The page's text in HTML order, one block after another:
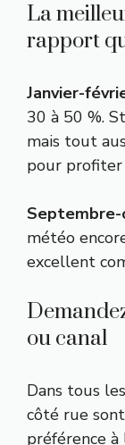
La
rapport
Janvier-
30 à 50 %.
mais tout
pour profiter
météo
excellent
ou canal
Dans tous
côté rue
préférence à